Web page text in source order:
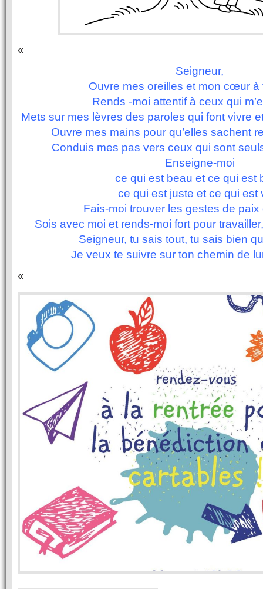
«
Seigneur,
Ouvre mes oreilles et mon cœur à
Rends -moi attentif à ceux qui
Mets sur mes lèvres des paroles qui font vivre
Ouvre mes mains pour qu’elles sachent
Conduis mes pas vers ceux qui sont
Enseigne-moi
ce qui est beau et ce qui est
ce qui est juste et ce qui est
Fais-moi trouver les gestes de paix
Sois avec moi et rends-moi fort pour
Seigneur, tu sais tout, tu sais bien
Je veux te suivre sur ton chemin de
«